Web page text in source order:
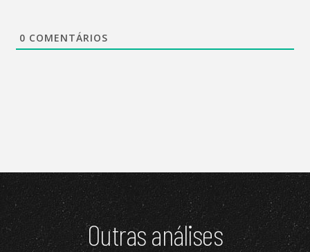
0 COMENTÁRIOS
Outras análises